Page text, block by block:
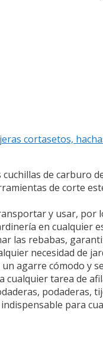
cortasetos,
cuchillas de carburo
de corte
y usar,
en cualquier
las rebabas,
necesidad de
agarre cómodo y
cualquier tarea de
podaderas,
para